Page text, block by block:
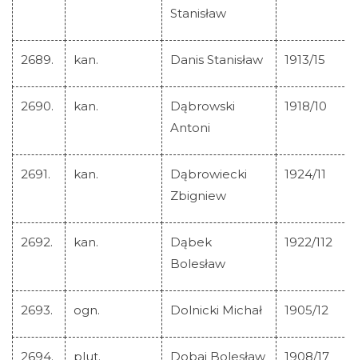
Stanisław
2689. kan. Danis Stanisław 1913/15
2690. kan.
Dąbrowski
Antoni
1918/10
2691. kan.
Dąbrowiecki
Zbigniew
1924/11
2692. kan.
Dąbek
Bolesław
1922/112
2693. ogn. Dolnicki Michał 1905/12
2694. plut. Dobaj Bolesław 1908/17